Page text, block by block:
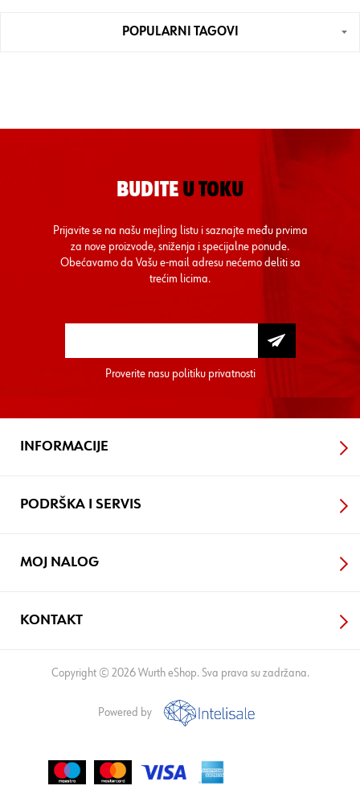
POPULARNI TAGOVI
BUDITE U TOKU
Prijavite se na našu mejling listu i saznajte među prvima
za nove proizvode, sniženja i specijalne ponude.
Obećavamo da Vašu e-mail adresu nećemo deliti sa
trećim licima.
Proverite nasu politiku privatnosti
INFORMACIJE
PODRŠKA I SERVIS
MOJ NALOG
KONTAKT
Copyright © 2026 Wurth eShop. Sva prava su zadržana.
Powered by